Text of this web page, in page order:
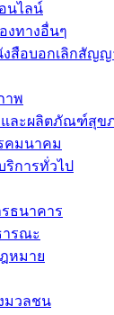
นไลน์
งทางอื่นๆ
งสือบอกเลิกสัญญ
าพ
และผลิตภัณฑ์สุข
คมนาคม
การทั่วไป
รธนาคาร
ารณะ
หมาย
มวลชน